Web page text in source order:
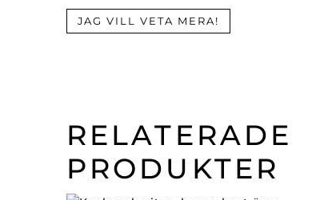
JAG VILL VETA MERA!
RELATERADE
PRODUKTER